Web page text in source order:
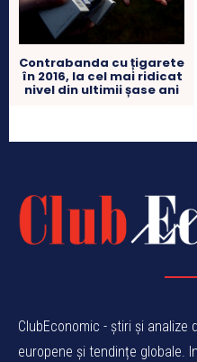
Contrabanda cu țigarete
în 2016, la cel mai ridicat
nivel din ultimii șase ani
ClubEconomic - știri și analize
europene și tendințe globale.